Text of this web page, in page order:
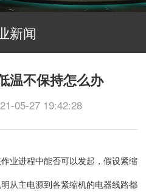
新闻
温不保持怎么办
05-27 19:42:28
业进程中能否可以发起，假设紧缩
从主电源到各紧缩机的电器线路都